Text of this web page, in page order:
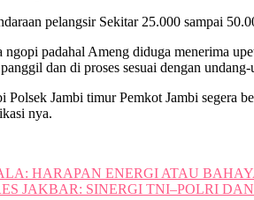
pelangsir Sekitar 25.000 sampai
padahal Ameng diduga menerima
dan di proses sesuai dengan
Jambi timur Pemkot Jambi segera
nya.
HARAPAN ENERGI ATAU
JAKBAR: SINERGI TNI–POLRI